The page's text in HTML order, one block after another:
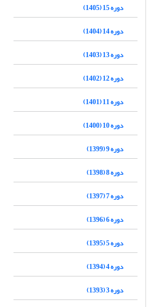
دوره 15 (1405)
دوره 14 (1404)
دوره 13 (1403)
دوره 12 (1402)
دوره 11 (1401)
دوره 10 (1400)
دوره 9 (1399)
دوره 8 (1398)
دوره 7 (1397)
دوره 6 (1396)
دوره 5 (1395)
دوره 4 (1394)
دوره 3 (1393)